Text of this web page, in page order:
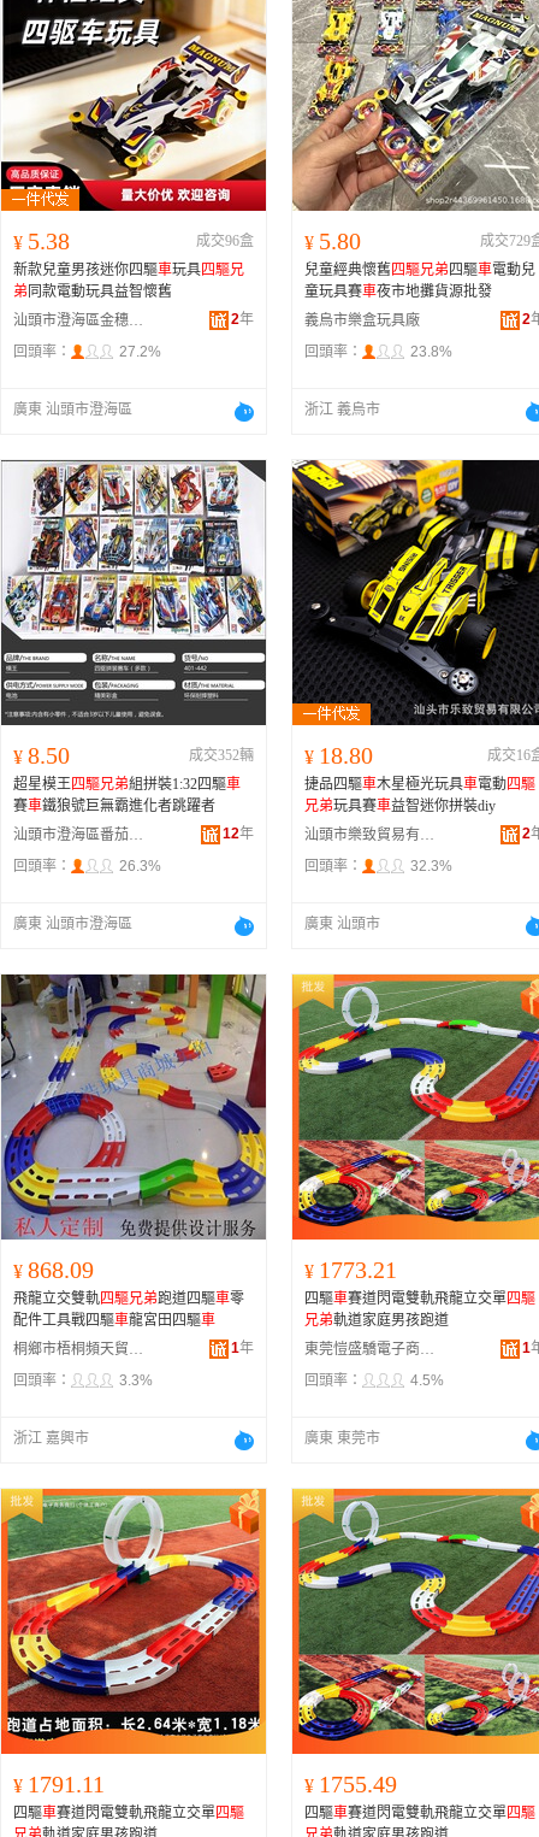
¥ 5.38
成交96盒
新款兒童男孩迷你四驅車玩具四驅兄
弟 同款電動玩具益智懷舊
汕頭市澄海區金穗玩具廠
2年
回頭率：
27.2%
廣東 汕頭市澄海區
¥ 5.80
成交729
兒童經典懷舊 四驅兄弟 四驅車電動兒
童玩具賽車夜市地攤貨源批發
義烏市樂盒玩具廠
2
回頭率：
23.8%
浙江 義烏市
¥ 8.50
成交352輛
超星模王四驅兄弟組拼裝1:32四驅車
賽車鐵狼號巨無霸進化者跳躍者
汕頭市澄海區番茄魚貿易商行
12年
回頭率：
26.3%
廣東 汕頭市澄海區
¥ 18.80
成交16
捷品四驅車木星極光玩具車電動四驅
兄弟玩具賽車益智迷你拼裝diy
汕頭市樂致貿易有限公司
2
回頭率：
32.3%
廣東 汕頭市
¥ 868.09
飛龍立交雙軌四驅兄弟跑道四驅車零
配件工具戰四驅車龍宮田四驅車
桐鄉市梧桐頻天貿易商行
1年
回頭率：
3.3%
浙江 嘉興市
¥ 1773.21
四驅車賽道閃電雙軌飛龍立交單四驅
兄弟軌道家庭男孩跑道
東莞愷盛驕電子商務有限公司
1
回頭率：
4.5%
廣東 東莞市
¥ 1791.11
四驅車賽道閃電雙軌飛龍立交單四驅
¥ 1755.49
四驅車賽道閃電雙軌飛龍立交單四驅